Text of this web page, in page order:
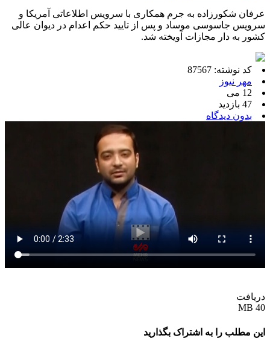
عرفان شکورزاده به جرم همکاری با سرویس اطلاعاتی آمریکا و
سرویس جاسوسی موساد و پس از تایید حکم اعدام در دیوان عالی
کشور به دار مجازات آویخته شد.
کد نوشته: 87567
مهر نیوز
12 می
47 بازدید
بدون دیدگاه
دریافت
40 MB
این مطلب را به اشتراک بگذارید